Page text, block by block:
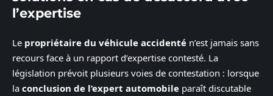
l’expertise
Le propriétaire du véhicule accidenté n’est jamais sans
recours face à un rapport d’expertise contesté. La
législation prévoit plusieurs voies de contestation : lorsque
la conclusion de l’expert automobile paraît discutable